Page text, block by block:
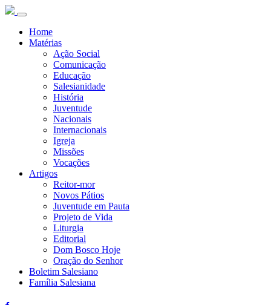
Home
Matérias
Ação Social
Comunicação
Educação
Salesianidade
História
Juventude
Nacionais
Internacionais
Igreja
Missões
Vocações
Artigos
Reitor-mor
Novos Pátios
Juventude em Pauta
Projeto de Vida
Liturgia
Editorial
Dom Bosco Hoje
Oração do Senhor
Boletim Salesiano
Família Salesiana